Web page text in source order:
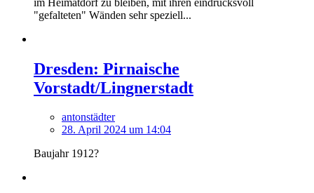
"gefalteten" Wänden sehr speziell...
Dresden: Pirnaische
Vorstadt/Lingnerstadt
antonstädter
28. April 2024 um 14:04
Baujahr 1912?